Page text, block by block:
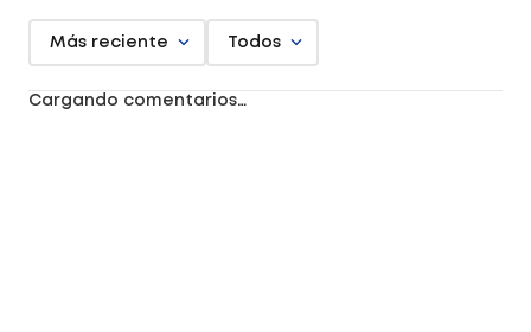
Más reciente Todos
Cargando comentarios…